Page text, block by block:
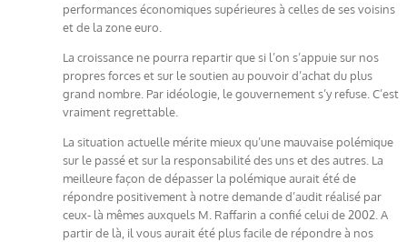
performances économiques supérieures à celles de ses voisins
et de la zone euro.
La croissance ne pourra repartir que si l’on s’appuie sur nos
propres forces et sur le soutien au pouvoir d’achat du plus
grand nombre. Par idéologie, le gouvernement s’y refuse. C’est
vraiment regrettable.
La situation actuelle mérite mieux qu’une mauvaise polémique
sur le passé et sur la responsabilité des uns et des autres. La
meilleure façon de dépasser la polémique aurait été de
répondre positivement à notre demande d’audit réalisé par
ceux- là mêmes auxquels M. Raffarin a confié celui de 2002. A
partir de là, il vous aurait été plus facile de répondre à nos